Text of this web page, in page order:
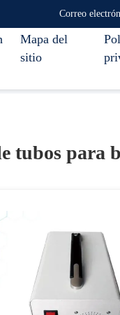
Correo
Mapa del
sitio
tubos para